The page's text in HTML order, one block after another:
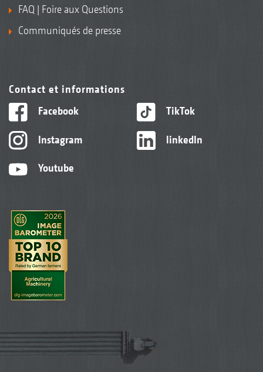
FAQ | Foire aux Questions
Communiqués de presse
Contact et informations
Facebook
Instagram
Youtube
TikTok
linkedIn